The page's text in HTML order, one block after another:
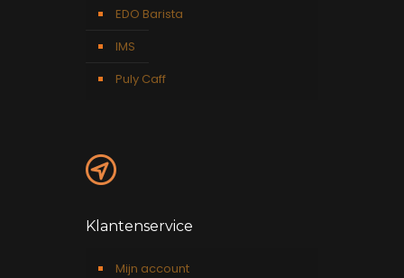
EDO Barista
IMS
Puly Caff
Klantenservice
Mijn account